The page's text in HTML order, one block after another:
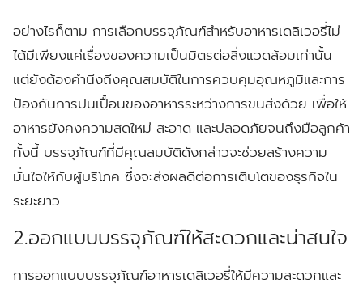
อย่างไรก็ตาม การเลือกบรรจุภัณฑ์สำหรับอาหารเดลิเวอรี่ไม่
ได้มีเพียงแค่เรื่องของความเป็นมิตรต่อสิ่งแวดล้อมเท่านั้น
แต่ยังต้องคำนึงถึงคุณสมบัติในการควบคุมอุณหภูมิและการ
ป้องกันการปนเปื้อนของอาหารระหว่างการขนส่งด้วย เพื่อให้
อาหารยังคงความสดใหม่ สะอาด และปลอดภัยจนถึงมือลูกค้า
ทั้งนี้ บรรจุภัณฑ์ที่มีคุณสมบัติดังกล่าวจะช่วยสร้างความ
มั่นใจให้กับผู้บริโภค ซึ่งจะส่งผลดีต่อการเติบโตของธุรกิจใน
ระยะยาว
2.ออกแบบบรรจุภัณฑ์ให้สะดวกและน่าสนใจ
การออกแบบบรรจุภัณฑ์อาหารเดลิเวอรี่ให้มีความสะดวกและ